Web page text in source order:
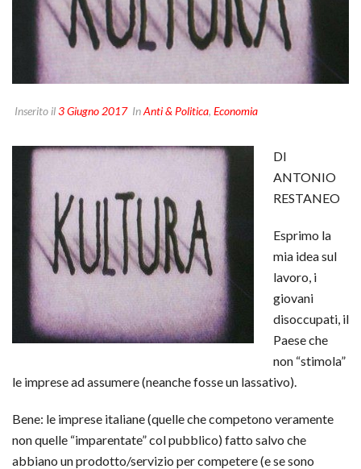
Inserito il3 Giugno 2017 InAnti & Politica, Economia
DI
ANTONIO
RESTANEO
Esprimo la
mia idea sul
lavoro, i
giovani
disoccupati, il
Paese che
non “stimola”
le imprese ad assumere (neanche fosse un lassativo).
Bene: le imprese italiane (quelle che competono veramente
non quelle “imparentate” col pubblico) fatto salvo che
abbiano un prodotto/servizio per competere (e se sono